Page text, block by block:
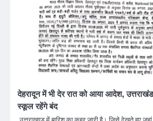
देहरादून में भी देर रात को आया आदेश,
स्कूल रहेंगे बंद